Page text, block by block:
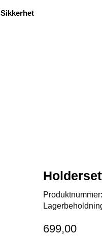
Sikkerhet
Produktnummer:
699,00